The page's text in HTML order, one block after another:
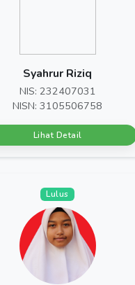
Syahrur Riziq
NIS: 232407031
NISN: 3105506758
Lihat Detail
Lulus